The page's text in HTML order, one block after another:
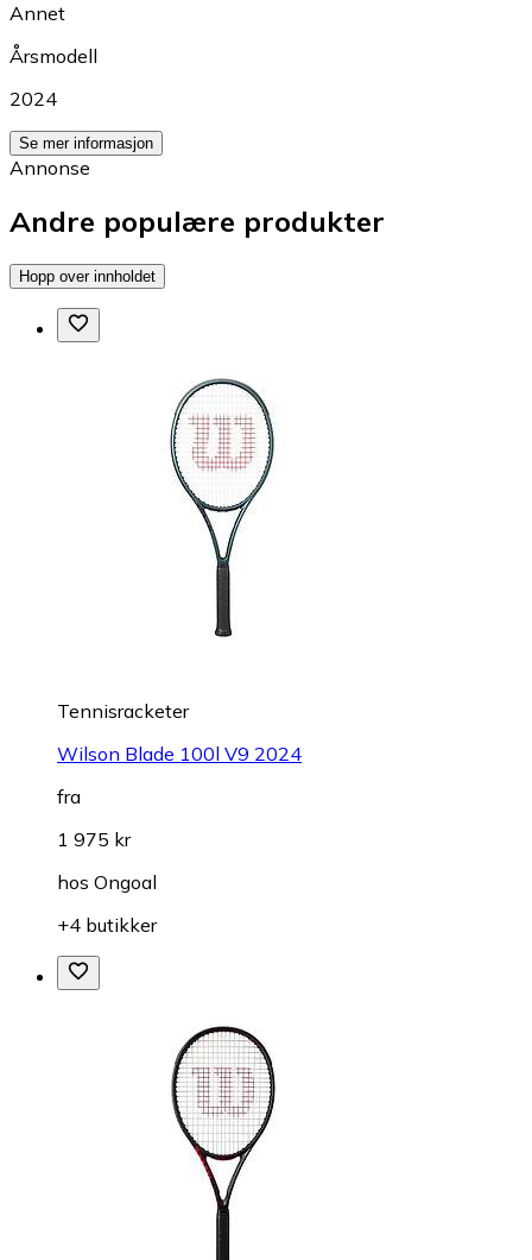
Annet
Årsmodell
2024
Se mer informasjon
Annonse
Andre populære produkter
Hopp over innholdet
Tennisracketer
Wilson Blade 100l V9 2024
fra
1 975 kr
hos Ongoal
+4 butikker